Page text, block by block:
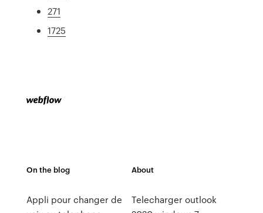
271
1725
On the blog
Appli pour changer de
About
Telecharger outlook